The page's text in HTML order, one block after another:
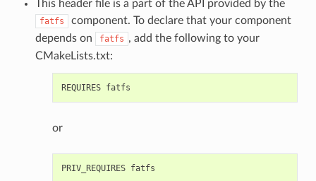
This header file is a part of the API provided by the
fatfs
component. To declare that your component
depends on
fatfs , add the following to your
CMakeLists.txt:
or